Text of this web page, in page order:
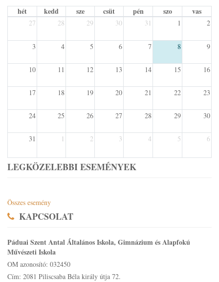
hét kedd sze csüt pén szo vas
27 28 29 30 31 1 2
3 4 5 6 7 8 9
10 11 12 13 14 15 16
17 18 19 20 21 22 23
24 25 26 27 28 29 30
31 1 2 3 4 5 6
LEGKÖZELEBBI ESEMÉNYEK
Összes esemény
KAPCSOLAT
Páduai Szent Antal Általános Iskola, Gimnázium és Alapfokú
Művészeti Iskola
OM azonosító: 032450
Cím: 2081 Piliscsaba Béla király útja 72.